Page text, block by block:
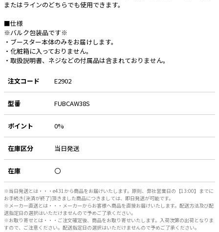
またはラインのどちらでも使用できます。
■仕様
※バルク包装品です※
・ブースター本体のみをお届けします。
・化粧箱に入っておりません。
・取扱説明書、ネジなどの付属品は含まれておりません。
注文コード E2902
型番 FUBCAW38S
ポイント 0%
在庫区分 当日発送
在庫 〇
※当日発送とは・・・e431から商品をお届けいたします。原則、弊社営業日の【13:00】までに
お手続き(決済が終了)頂きました商品につきましては、即日発送が可能です。
※メーカー直送とは・・・メーカーからお客様へ商品を直接お届けいたします。配送方法及び配
送指定日の選択はいただけませんので予めご了承ください。
※お取り寄せとは・・・ご注文確定後、商品をお取り寄せいたします。入荷次第の出荷となりま
すので、ご注意ください。配送指定日の選択はいただけませんので予めご了承ください。